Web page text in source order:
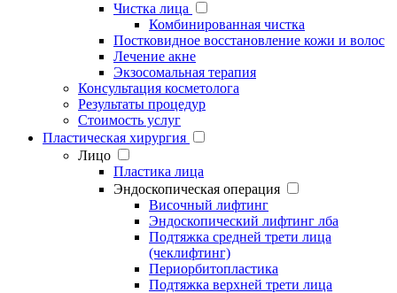
Чистка лица
Комбинированная чистка
Постковидное восстановление кожи и волос
Лечение акне
Экзосомальная терапия
Консультация косметолога
Результаты процедур
Стоимость услуг
Пластическая хирургия
Лицо
Пластика лица
Эндоскопическая операция
Височный лифтинг
Эндоскопический лифтинг лба
Подтяжка средней трети лица
(чеклифтинг)
Периорбитопластика
Подтяжка верхней трети лица